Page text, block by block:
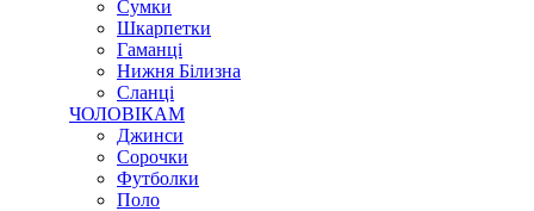
Сумки
Шкарпетки
Гаманці
Нижня Білизна
Сланці
ЧОЛОВІКАМ
Джинси
Сорочки
Футболки
Поло